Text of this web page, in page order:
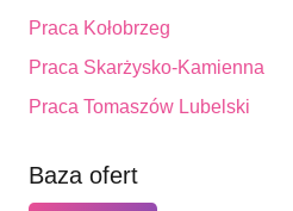
Praca Kołobrzeg
Praca Skarżysko-Kamienna
Praca Tomaszów Lubelski
Baza ofert